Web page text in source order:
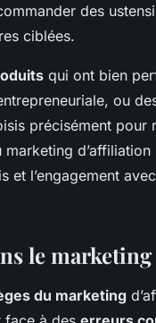
des
ciblées.
qui ont bien
ou
précisément pour
marketing
et l’engagement
le
du marketing